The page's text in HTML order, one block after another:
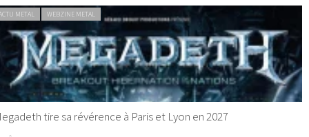
METAL WEBZINE METAL
tire sa révérence à Paris et Lyon en 2027